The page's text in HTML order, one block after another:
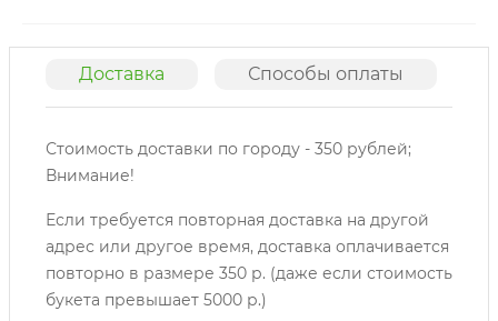
Доставка Способы оплаты
Стоимость доставки по городу - 350 рублей;
Внимание!
Если требуется повторная доставка на другой
адрес или другое время, доставка оплачивается
повторно в размере 350 р. (даже если стоимость
букета превышает 5000 р.)